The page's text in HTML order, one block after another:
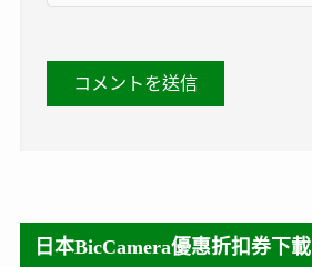
日本BicCamera優惠折扣券下載